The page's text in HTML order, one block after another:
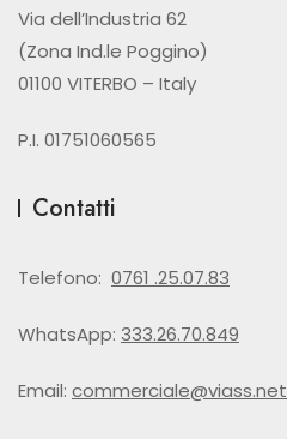
Via dell’Industria 62
(Zona Ind.le Poggino)
01100 VITERBO – Italy
P.I. 01751060565
Contatti
Telefono: 0761 .25.07.83
WhatsApp: 333.26.70.849
Email: commerciale@viass.net